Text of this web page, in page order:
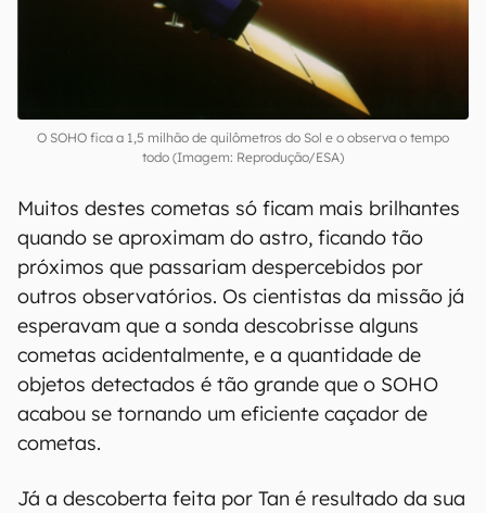
O SOHO fica a 1,5 milhão de quilômetros do Sol e o observa o tempo
todo (Imagem: Reprodução/ESA)
Muitos destes cometas só ficam mais brilhantes
quando se aproximam do astro, ficando tão
próximos que passariam despercebidos por
outros observatórios. Os cientistas da missão já
esperavam que a sonda descobrisse alguns
cometas acidentalmente, e a quantidade de
objetos detectados é tão grande que o SOHO
acabou se tornando um eficiente caçador de
cometas.
Já a descoberta feita por Tan é resultado da sua